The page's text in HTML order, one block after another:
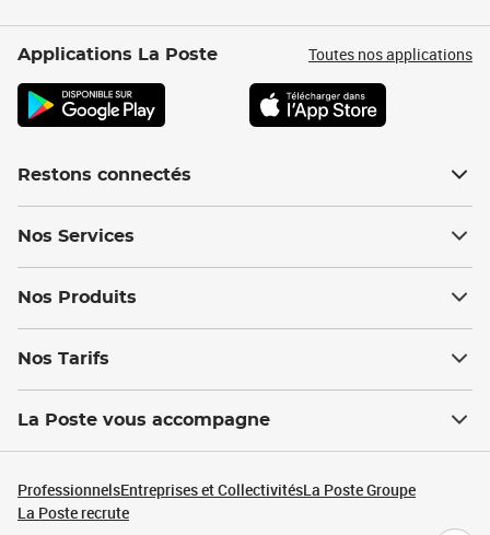
Applications La Poste Toutes nos applications
Restons connectés
Nos Services
Nos Produits
Nos Tarifs
La Poste vous accompagne
ProfessionnelsEntreprises et CollectivitésLa Poste Groupe
La Poste recrute